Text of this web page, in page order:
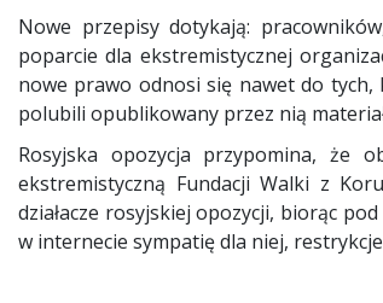
Nowe przepisy dotykają:
poparcie dla ekstremistycznej
nowe prawo odnosi się nawet do
polubili opublikowany przez nią
Rosyjska opozycja przypomina, że
ekstremistyczną Fundacji Walki z
działacze rosyjskiej opozycji, biorąc
w internecie sympatię dla niej,